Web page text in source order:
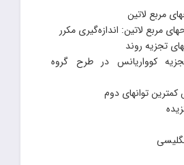
مربع لاتین
مربع لاتین: اندازه‌گیری مکرر
تجزیه روند
کوواریانس در طرح گروه
توانهای دوم